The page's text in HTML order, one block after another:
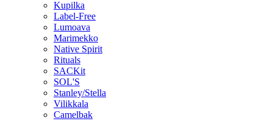
Kupilka
Label-Free
Lumoava
Marimekko
Native Spirit
Rituals
SACKit
SOL'S
Stanley/Stella
Vilikkala
Camelbak